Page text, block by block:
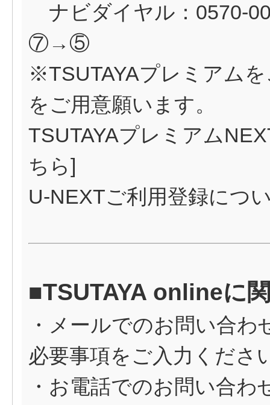
ナビダイヤル：0570-
⑦→⑤
※TSUTAYAプレミアム
をご用意願います。
TSUTAYAプレミアム
ちら]
U-NEXTご利用登録につ
■TSUTAYA onlineに
・メールでのお問い合わ
必要事項をご入力くださ
・お電話でのお問い合